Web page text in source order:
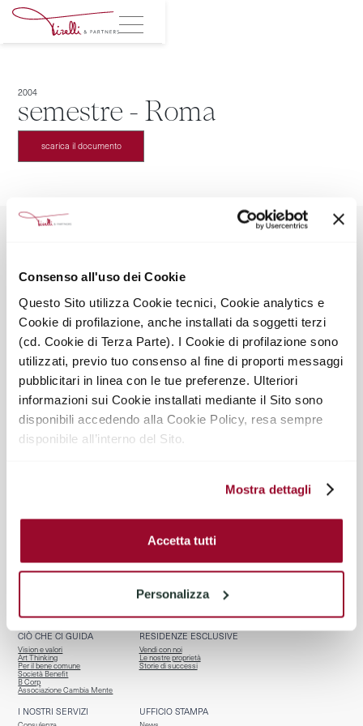
Consenso all'uso dei Cookie
Questo Sito utilizza Cookie tecnici, Cookie analytics e
Cookie di profilazione, anche installati da soggetti terzi
(cd. Cookie di Terza Parte). I Cookie di profilazione sono
utilizzati, previo tuo consenso al fine di proporti messaggi
pubblicitari in linea con le tue preferenze. Ulteriori
informazioni sui Cookie installati mediante il Sito sono
disponibili accedendo alla Cookie Policy, resa sempre
disponibile all’interno del Sito.
Mostra dettagli
Accetta tutti
Personalizza
2004
semestre - Roma
scarica il documento
Via Leopardi 2, 20123 Milano
Mail: info@tirelliandpartners.pro
Tel: +39028051673
Seguici sui social
@TIRELLI_PARTNERS
BENVENUTI
Contatti
CHI SIAMO
Riconoscimenti
Affiliazioni
CIÒ CHE CI GUIDA
Vision e valori
Art Thinking
Per il bene comune
Società Benefit
B Corp
Associazione Cambia Mente
RESIDENZE ESCLUSIVE
Vendi con noi
Le nostre proprietà
Storie di successi
I NOSTRI SERVIZI UFFICIO STAMPA